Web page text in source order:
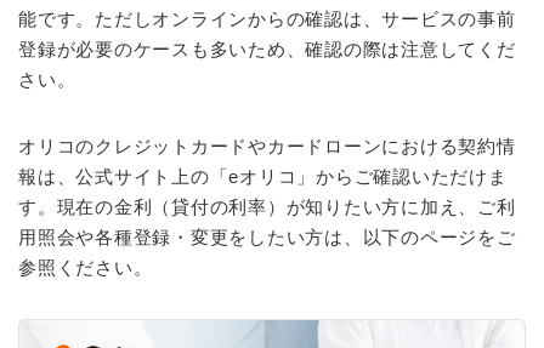
能です。ただしオンラインからの確認は、サービスの事前
登録が必要のケースも多いため、確認の際は注意してくだ
さい。
オリコのクレジットカードやカードローンにおける契約情
報は、公式サイト上の「eオリコ」からご確認いただけま
す。現在の金利（貸付の利率）が知りたい方に加え、ご利
用照会や各種登録・変更をしたい方は、以下のページをご
参照ください。